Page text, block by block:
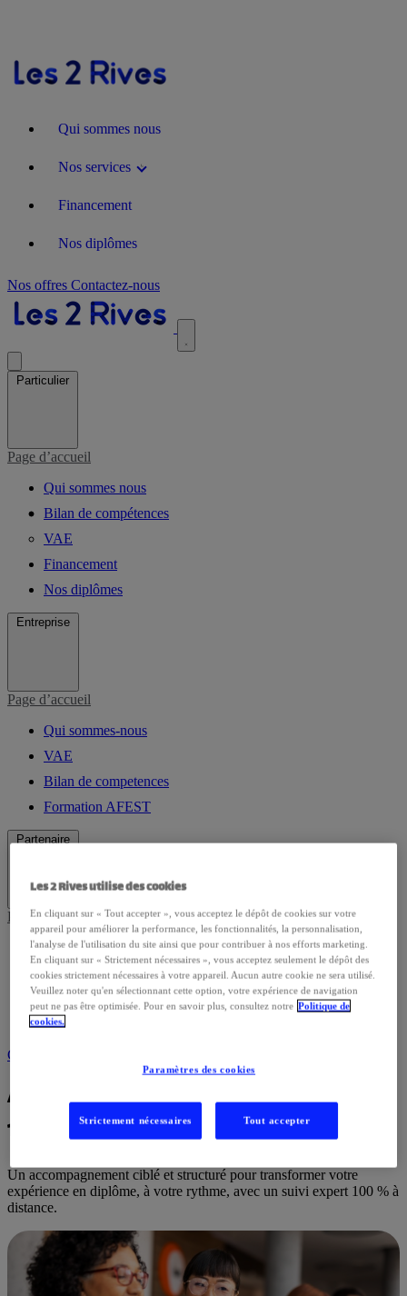
Qui sommes nous
Nos services
Financement
Nos diplômes
Nos offres Contactez-nous
Particulier
Page d’accueil
Qui sommes nous
Bilan de compétences
VAE
Financement
Nos diplômes
Entreprise
Page d’accueil
Qui sommes-nous
VAE
Bilan de competences
Formation AFEST
Partenaire
Page d’accueil
Institutions
Certificateurs
Agents Commerciaux
Consultants
Contactez-nous
Accompagnement VAE 100% individuel –
10h (2026)
Un accompagnement ciblé et structuré pour transformer votre
expérience en diplôme, à votre rythme, avec un suivi expert 100 % à
distance.
Les 2 Rives utilise des cookies
En cliquant sur « Tout accepter », vous acceptez le dépôt de cookies sur votre
appareil pour améliorer la performance, les fonctionnalités, la personnalisation,
l'analyse de l'utilisation du site ainsi que pour contribuer à nos efforts marketing.
En cliquant sur « Strictement nécessaires », vous acceptez seulement le dépôt des
cookies strictement nécessaires à votre appareil. Aucun autre cookie ne sera utilisé.
Veuillez noter qu'en sélectionnant cette option, votre expérience de navigation
peut ne pas être optimisée. Pour en savoir plus, consultez notre Politique de
cookies.
Paramètres des cookies
Strictement nécessaires Tout accepter